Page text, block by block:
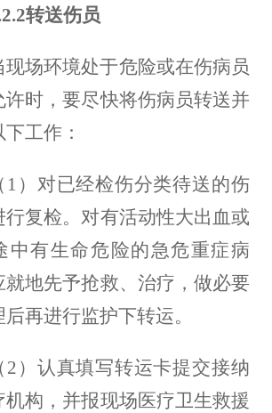
转送伤员
现场环境处于危险或在伤病员
许时，要尽快将伤病员转送并
工作：
1）对已经检伤分类待送的伤
行复检。对有活动性大出血或
中有生命危险的急危重症病
就地先予抢救、治疗，做必要
再进行监护下转运。
2）认真填写转运卡提交接纳
机构，并报现场医疗卫生救援